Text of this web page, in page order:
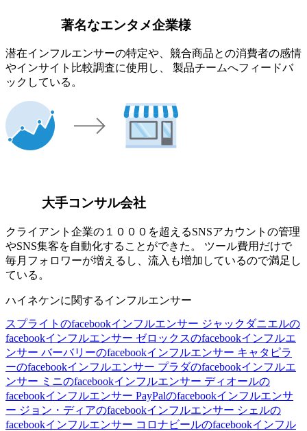
著名なエンタメ企業様
潜在インフルエンサーの特定や、競合商品との消費者の感情
やインサイト比較調査に使用し、 製品チームへフィードバ
ックしている。
大手コンサル会社
クライアント企業の１０００を超えるSNSアカウントの管理
やSNS集客を自動化することができた。 ツール費用だけで
毎月フォロワーが増えるし、流入も増加しているので満足し
ている。
ハイネケンに関するインフルエンサー
スプライトのfacebookインフルエンサー ジャックダニエルの
facebookインフルエンサー ゼロックスのfacebookインフルエ
ンサー バーバリーのfacebookインフルエンサー キャタピラ
ーのfacebookインフルエンサー プラダのfacebookインフルエ
ンサー ミニのfacebookインフルエンサー ディオールの
facebookインフルエンサー PayPalのfacebookインフルエンサ
ー ジョン・ディアのfacebookインフルエンサー シェルの
facebookインフルエンサー コロナビールのfacebookインフル